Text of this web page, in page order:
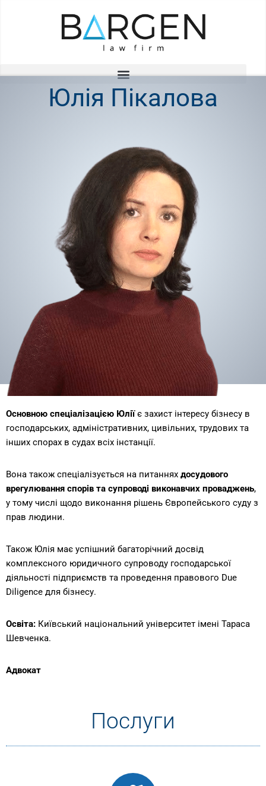
Юлія Пікалова
Основною спеціалізацією Юліїє захист інтересу бізнесу в
господарських, адміністративних, цивільних, трудових та
інших спорах в судах всіх інстанції.
Вона також спеціалізується на питаннях досудового
врегулювання спорів та супроводі виконавчих проваджень,
у тому числі щодо виконання рішень Європейського суду з
прав людини.
Також Юлія має успішний багаторічний досвід
комплексного юридичного супроводу господарської
діяльності підприємств та проведення правового Due
Diligence для бізнесу.
Освіта: Київський національний університет імені Тараса
Шевченка.
Адвокат
Послуги